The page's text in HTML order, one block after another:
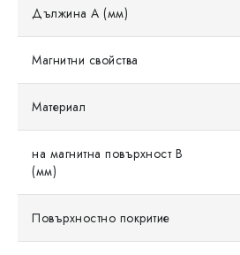
Дължина A (мм)
Магнитни свойства
Материал
на магнитна повърхност B
(мм)
Повърхностно покритие